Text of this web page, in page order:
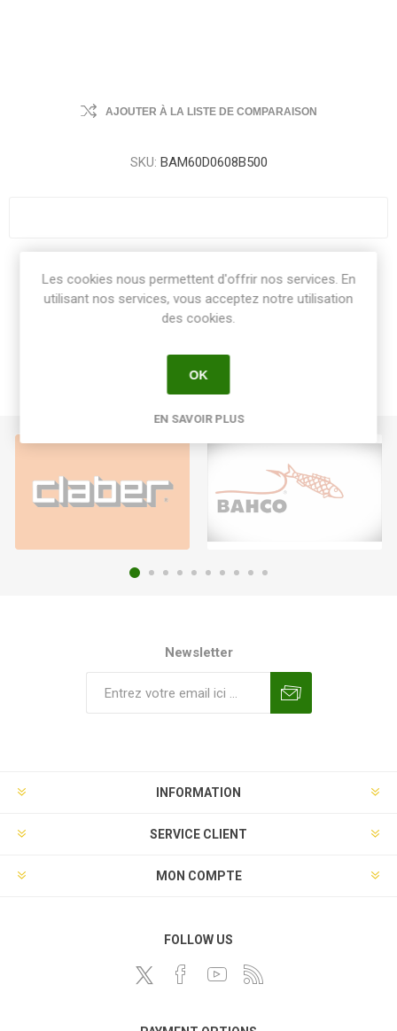
AJOUTER À LA LISTE DE COMPARAISON
SKU: BAM60D0608B500
Share:
Newsletter
INFORMATION
SERVICE CLIENT
MON COMPTE
FOLLOW US
Les cookies nous permettent d'offrir nos services. En
utilisant nos services, vous acceptez notre utilisation
des cookies.
OK
EN SAVOIR PLUS